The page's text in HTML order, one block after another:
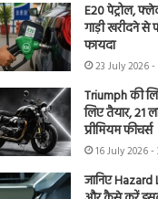
E20 पेट्रोल,
गाड़ी खरीदने से
फायदा
23 July 2026 -
Triumph की
लिए तैयार, 21
प्रीमियम फीचर्स
16 July 2026 -
जानिए